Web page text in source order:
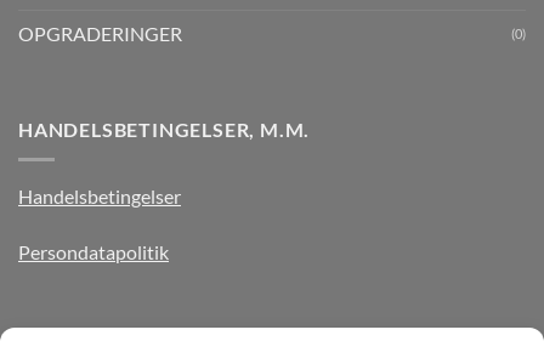
OPGRADERINGER (0)
HANDELSBETINGELSER, M.M.
Handelsbetingelser
Persondatapolitik